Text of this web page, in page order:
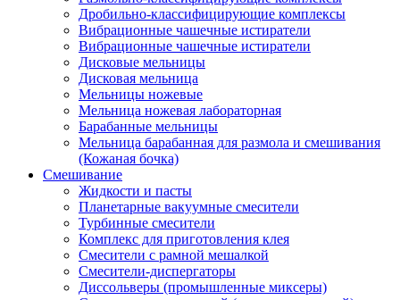
Дробильно-классифицирующие комплексы
Вибрационные чашечные истиратели
Вибрационные чашечные истиратели
Дисковые мельницы
Дисковая мельница
Мельницы ножевые
Мельница ножевая лабораторная
Барабанные мельницы
Мельница барабанная для размола и смешивания
(Кожаная бочка)
Смешивание
Жидкости и пасты
Планетарные вакуумные смесители
Турбинные смесители
Комплекс для приготовления клея
Смесители с рамной мешалкой
Смесители-диспергаторы
Диссольверы (промышленные миксеры)